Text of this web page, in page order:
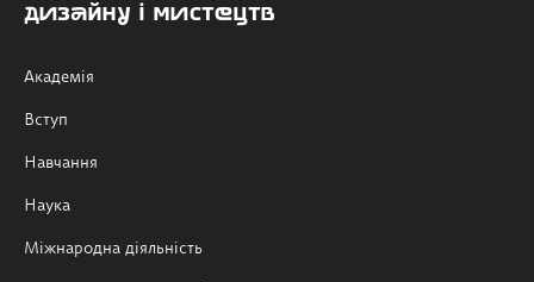
дизайну і мистецтв
Академія
Вступ
Навчання
Наука
Міжнародна діяльність